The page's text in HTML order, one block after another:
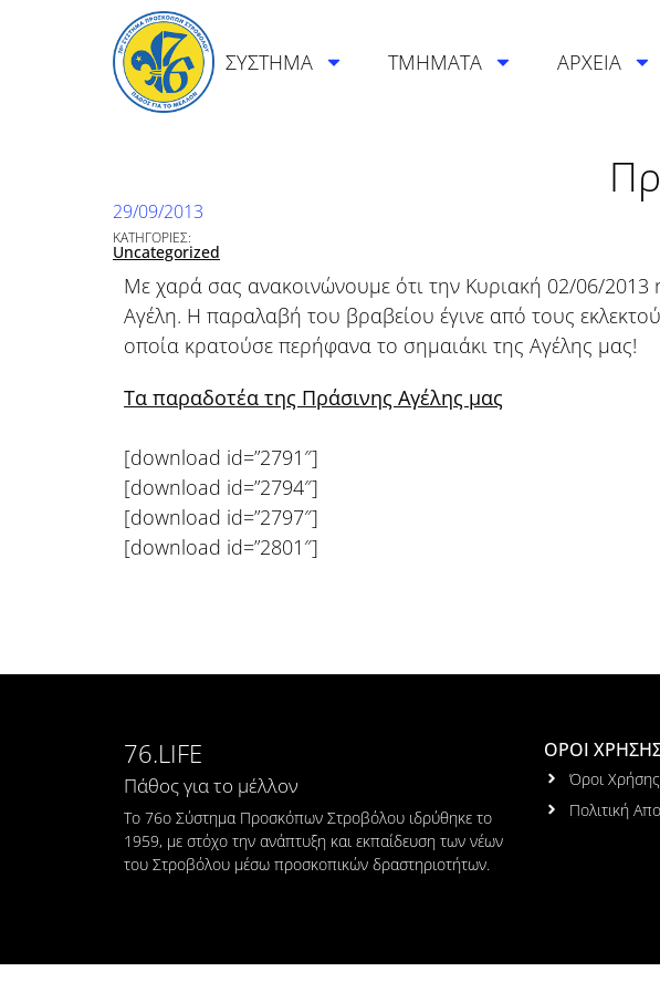
ΣΥΣΤΗΜΑ ΤΜΗΜΑΤΑ ΑΡΧΕΙΑ
29/09/2013
ΚΑΤΗΓΟΡΙΕΣ:
Uncategorized
Με χαρά σας ανακοινώνουμε ότι την Κυριακή 02/06/
Αγέλη. Η παραλαβή του βραβείου έγινε από τους
οποία κρατούσε περήφανα το σημαιάκι της Αγέλης μας!
Τα παραδοτέα της Πράσινης Αγέλης μας
[download id=”2791″]
[download id=”2794″]
[download id=”2797″]
[download id=”2801″]
76.LIFE
Πάθος για το μέλλον
Το 76ο Σύστημα Προσκόπων Στροβόλου ιδρύθηκε το
1959, με στόχο την ανάπτυξη και εκπαίδευση των νέων
του Στροβόλου μέσω προσκοπικών δραστηριοτήτων.
ΟΡΟΙ
Όροι
Πολιτική